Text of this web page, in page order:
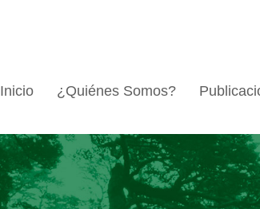
Inicio ¿Quiénes Somos?